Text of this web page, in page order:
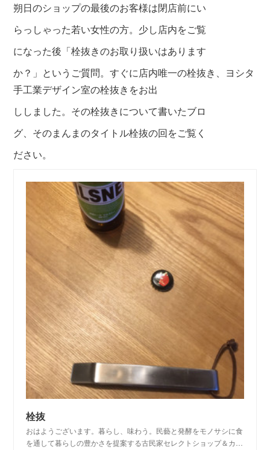
朔日のショップの最後のお客様は閉店前にい
らっしゃった若い女性の方。少し店内をご覧
になった後「栓抜きのお取り扱いはあります
か？」というご質問。すぐに店内唯一の栓抜き、ヨシタ
手工業デザイン室の栓抜きをお出
ししました。その栓抜きについて書いたブロ
グ、そのまんまのタイトル栓抜の回をご覧く
ださい。
栓抜
おはようございます。暮らし、味わう。民藝と発酵をモノサシに食
を通して暮らしの豊かさを提案する古民家セレクトショップ＆カ…